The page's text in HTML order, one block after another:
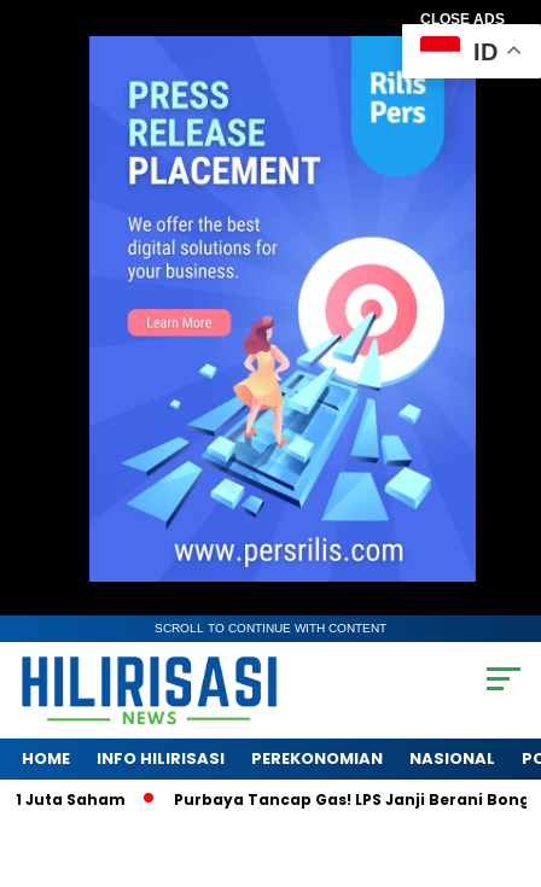
CLOSE ADS
SCROLL TO CONTINUE WITH CONTENT
HOME INFO HILIRISASI PEREKONOMIAN NASIONAL
Saham Purbaya Tancap Gas! LPS Janji Berani Bongkar
ID